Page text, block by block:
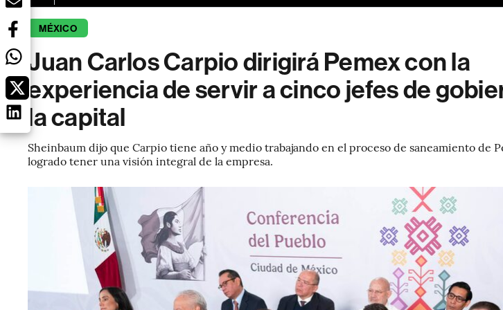
MÉXICO
Juan Carlos Carpio dirigirá Pemex con la
experiencia de servir a cinco jefes de
la capital
Sheinbaum dijo que Carpio tiene año y medio trabajando en el proceso de saneamiento de
logrado tener una visión integral de la empresa.